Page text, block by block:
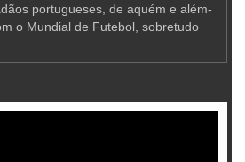
portugueses, de aquém e além-
o Mundial de Futebol, sobretudo